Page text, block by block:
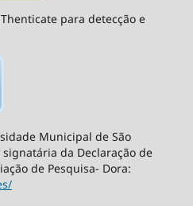
para detecção e
Municipal de São
signatária da Declaração de
de Pesquisa- Dora: